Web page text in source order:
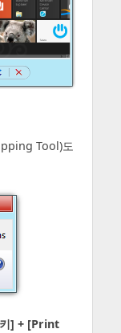
Tool)도
] + [Print